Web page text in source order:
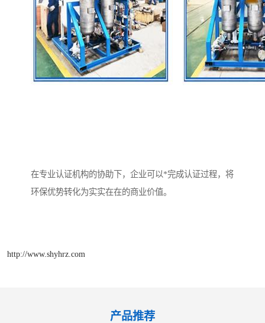
在专业认证机构的协助下，企业可以*完成认证过程，将
环保优势转化为实实在在的商业价值。
http://www.shyhrz.com
产品推荐